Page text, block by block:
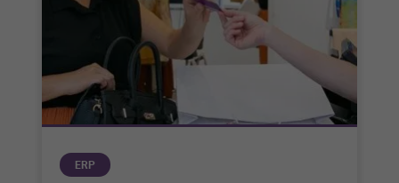
ERP